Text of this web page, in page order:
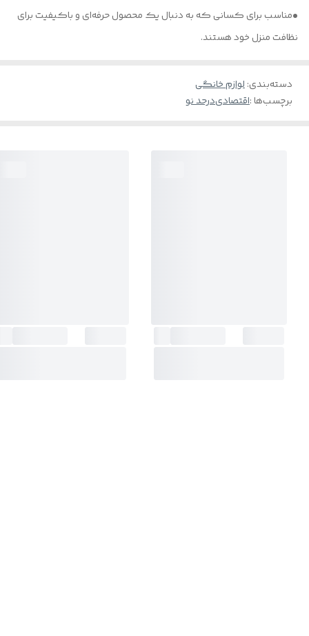
•مناسب برای کسانی که به دنبال یک محصول حرفه‌ای و باکیفیت برای
نظافت منزل خود هستند.
دسته‌بندی:لوازم خانگی
برچسب‌ها :اقتصادیدرحد نو